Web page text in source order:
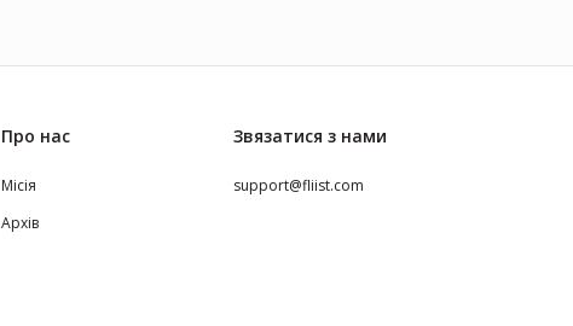
Про нас
Місія
Архів
Звязатися з нами
support@fliist.com